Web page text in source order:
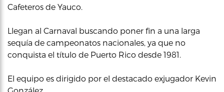
Cafeteros de Yauco.
Llegan al Carnaval buscando poner fin a una larga
sequía de campeonatos nacionales, ya que no
conquista el título de Puerto Rico desde 1981.
El equipo es dirigido por el destacado exjugador Kevin